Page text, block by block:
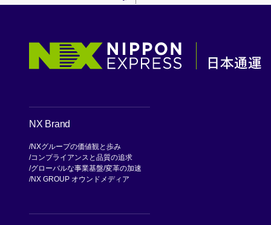
NX Brand
NXグループの価値観と歩み
コンプライアンスと品質の追求
グローバルな事業基盤 変革の加速
NX GROUP オウンドメディア